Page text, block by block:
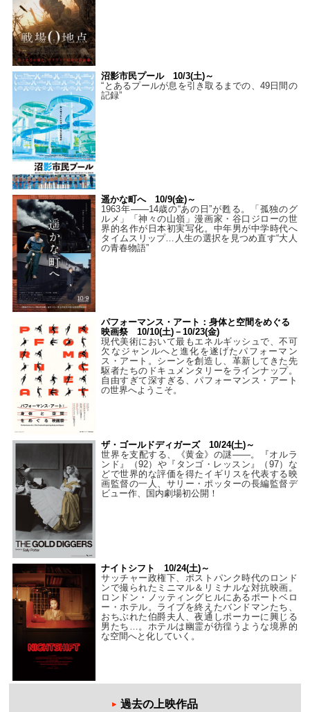
沼影市民プール 10/3(土)～
“とあるプールが息を引き取るまでの、49日間の
記録”
遥かな町へ 10/9(金)～
1963年――14歳の“あの日”が甦る。「孤独のグ
ルメ」「神々の山嶺」漫画家・谷口ジローの世
界的名作が日本初実写化。中年男が中学時代へ
タイムスリップ…人生の選択を見つめ直す“大人
の青春物語”
パフォーマンス・アート：身体と空間をめぐる
映画祭 10/10(土)－10/23(金)
現代美術において最もエネルギッシュで、不可
欠なジャンルへと進化を遂げたパフォーマン
ス・アート。シーンを創造し、革新してきた先
駆者たちのドキュメンタリーをラインナップ。
自由すぎて深すぎる、パフォーマンス・アート
の世界へようこそ。
ザ・ゴールドディガーズ 10/24(土)～
世界を支配する、《黄金》の謎――。『オルラ
ンド』（92）や『タンゴ・レッスン』（97）な
どで世界的な評価を得たイギリスを代表する映
画監督の一人、サリー・ポッターの長編監督デ
ビュー作、国内劇場初公開！
ナイトシフト 10/24(土)～
サッチャー政権下、ポストパンク時代のロンド
ンで撮られたミニマル＆リミナルな対抗映画。
ロンドン・ノッティングヒルにあるポートベロ
ー・ホテル。ライブを終えたバンドマンたち、
おちぶれた伯爵夫人、夜通しポーカーに興じる
男たち…。ホテルは幽霊が彷徨うような境界的
な空間へと化していく。
過去の上映作品